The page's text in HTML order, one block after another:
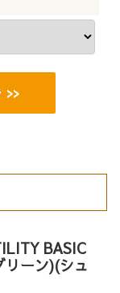
>>
BASIC
リーン)(シュ